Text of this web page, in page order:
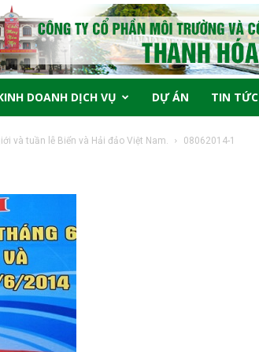
DOANH DỊCH VỤ DỰ ÁN TIN TỨC
và tuần lễ Biển và Hải đảo Việt Nam. 08062014-1